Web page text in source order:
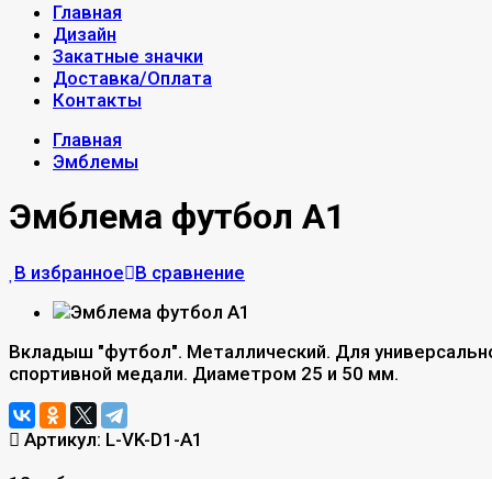
Главная
Дизайн
Закатные значки
Доставка/Оплата
Контакты
Главная
Эмблемы
Эмблема футбол A1
В избранное В сравнение
Вкладыш "футбол". Металлический. Для
спортивной медали. Диаметром 25 и 50 мм.
Артикул: L-VK-D1-A1